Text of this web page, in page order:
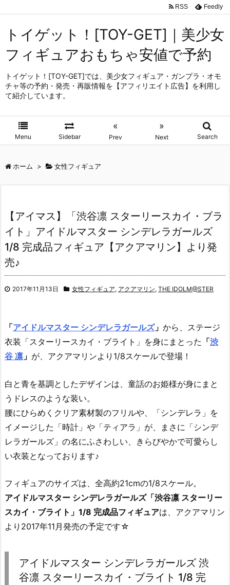
トイゲット！[TOY-GET]｜美少女
フィギュアおもちゃ安値で予約
トイゲット！[TOY-GET]では、美少女フィギュア・ガンプラ・オモ
チャ等の予約・発売・再販情報を【アフィリエイト広告】を利用し
て紹介しています。
Menu Sidebar
«
Prev
»
Next Search
RSS Feedly
ホーム > 女性フィギュア
【アイマス】「渋谷凛 スターリースカイ・ブラ
イト」アイドルマスター シンデレラガールズ
1/8 完成品フィギュア【アクアマリン】より発
売♪
2017年11月13日 女性フィギュア, アクアマリン, THE IDOLM@STER
「アイドルマスター シンデレラガールズ」 から、ステージ
衣装「スターリースカイ・ブライト」を身にまとった 「渋
谷 凛 」 が、アクアマリンより1/8スケールで登場！
白と青を基調としたデザインは、童話のお姫様が身にまと
うドレスのような装い。
腰にひらめくクリア素材製のフリルや、「シンデレラ」を
イメージした「時計」や「ティアラ」が、まさに「シンデ
レラガールズ」の名にふさわしい、きらびやかで可愛らし
い衣装となっております♪
フィギュアのサイズは、全高約21cmの1/8スケール。
アイドルマスター シンデレラガールズ「渋谷凛 スターリー
スカイ・ブライト」1/8 完成品フィギュアは、アクアマリン
より2017年11月発売の予定です☆
アイドルマスター シンデレラガールズ 渋
谷凛 スターリースカイ・ブライト 1/8 完